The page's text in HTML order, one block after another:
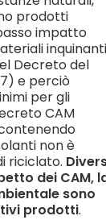
prodotti
impatto
inquinanti
Decreto del
e perciò
per gli
CAM
non è
riciclato.
dei CAM,
sono
prodotti.